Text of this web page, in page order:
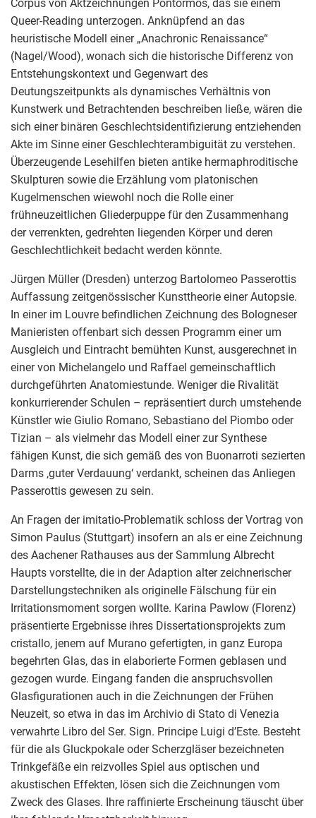
Corpus von Aktzeichnungen Pontormos, das sie einem
Queer-Reading unterzogen. Anknüpfend an das
heuristische Modell einer „Anachronic Renaissance“
(Nagel/Wood), wonach sich die historische Differenz von
Entstehungskontext und Gegenwart des
Deutungszeitpunkts als dynamisches Verhältnis von
Kunstwerk und Betrachtenden beschreiben ließe, wären die
sich einer binären Geschlechtsidentifizierung entziehenden
Akte im Sinne einer Geschlechterambiguität zu verstehen.
Überzeugende Lesehilfen bieten antike hermaphroditische
Skulpturen sowie die Erzählung vom platonischen
Kugelmenschen wiewohl noch die Rolle einer
frühneuzeitlichen Gliederpuppe für den Zusammenhang
der verrenkten, gedrehten liegenden Körper und deren
Geschlechtlichkeit bedacht werden könnte.
Jürgen Müller (Dresden) unterzog Bartolomeo Passerottis
Auffassung zeitgenössischer Kunsttheorie einer Autopsie.
In einer im Louvre befindlichen Zeichnung des Bologneser
Manieristen offenbart sich dessen Programm einer um
Ausgleich und Eintracht bemühten Kunst, ausgerechnet in
einer von Michelangelo und Raffael gemeinschaftlich
durchgeführten Anatomiestunde. Weniger die Rivalität
konkurrierender Schulen – repräsentiert durch umstehende
Künstler wie Giulio Romano, Sebastiano del Piombo oder
Tizian – als vielmehr das Modell einer zur Synthese
fähigen Kunst, die sich gemäß des von Buonarroti sezierten
Darms ‚guter Verdauung‘ verdankt, scheinen das Anliegen
Passerottis gewesen zu sein.
An Fragen der imitatio-Problematik schloss der Vortrag von
Simon Paulus (Stuttgart) insofern an als er eine Zeichnung
des Aachener Rathauses aus der Sammlung Albrecht
Haupts vorstellte, die in der Adaption alter zeichnerischer
Darstellungstechniken als originelle Fälschung für ein
Irritationsmoment sorgen wollte. Karina Pawlow (Florenz)
präsentierte Ergebnisse ihres Dissertationsprojekts zum
cristallo, jenem auf Murano gefertigten, in ganz Europa
begehrten Glas, das in elaborierte Formen geblasen und
gezogen wurde. Eingang fanden die anspruchsvollen
Glasfigurationen auch in die Zeichnungen der Frühen
Neuzeit, so etwa in das im Archivio di Stato di Venezia
verwahrte Libro del Ser. Sign. Principe Luigi d’Este. Besteht
für die als Gluckpokale oder Scherzgläser bezeichneten
Trinkgefäße ein reizvolles Spiel aus optischen und
akustischen Effekten, lösen sich die Zeichnungen vom
Zweck des Glases. Ihre raffinierte Erscheinung täuscht über